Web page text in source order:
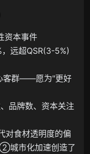
资本事件
远超QSR(3-5%)
客群——愿为"更好
品牌数、资本关注
食材透明度的偏
城市化加速创造了